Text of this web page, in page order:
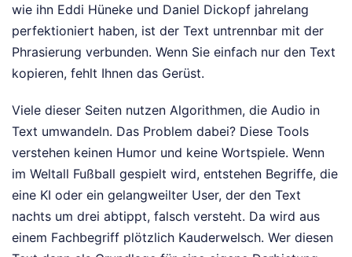
wie ihn Eddi Hüneke und Daniel Dickopf jahrelang
perfektioniert haben, ist der Text untrennbar mit der
Phrasierung verbunden. Wenn Sie einfach nur den Text
kopieren, fehlt Ihnen das Gerüst.
Viele dieser Seiten nutzen Algorithmen, die Audio in
Text umwandeln. Das Problem dabei? Diese Tools
verstehen keinen Humor und keine Wortspiele. Wenn
im Weltall Fußball gespielt wird, entstehen Begriffe, die
eine KI oder ein gelangweilter User, der den Text
nachts um drei abtippt, falsch versteht. Da wird aus
einem Fachbegriff plötzlich Kauderwelsch. Wer diesen